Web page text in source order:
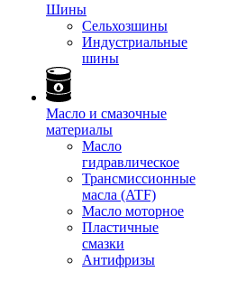
Шины
Сельхозшины
Индустриальные
шины
Масло и смазочные
материалы
Масло
гидравлическое
Трансмиссионные
масла (ATF)
Масло моторное
Пластичные
смазки
Антифризы